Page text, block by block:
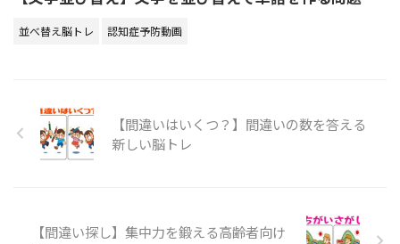
並べ替え脳トレ 認知症予防動画
【間違いはいくつ？】間違いの数を答える
新しい脳トレ
【間違い探し】集中力を鍛える高齢者向け